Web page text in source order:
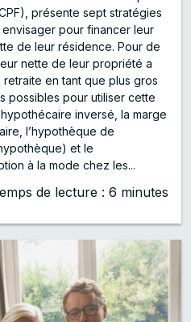
présente sept stratégies
pour financer leur
de leur résidence. Pour de
nette de leur propriété a
en tant que plus gros
possibles pour utiliser cette
inversé, la marge
l’hypothèque de
et le
à la mode chez les...
de lecture : 6 minutes